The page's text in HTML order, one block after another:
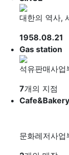
대한의 역사,
1958.08.21
Gas station
석유판매사업
7개의 지점
Cafe&Bakery
문화레저사업